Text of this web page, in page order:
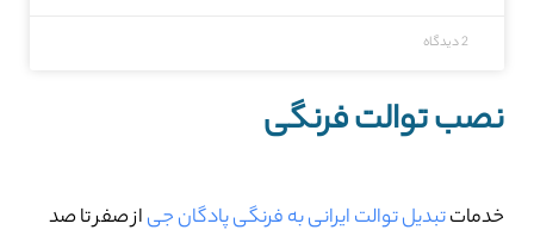
2 دیدگاه
نصب توالت فرنگی
خدماتتبدیل توالت ایرانی به فرنگی پادگان جیاز صفر تا صد